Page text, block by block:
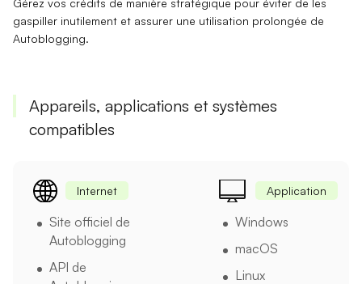
Gérezvos crédits de manière stratégique pour éviter de les
gaspiller inutilement et assurer une utilisation prolongée de
Autoblogging.
Appareils, applications et systèmes
compatibles
Internet
Site officiel de
Autoblogging
API de
Application
Windows
macOS
Linux